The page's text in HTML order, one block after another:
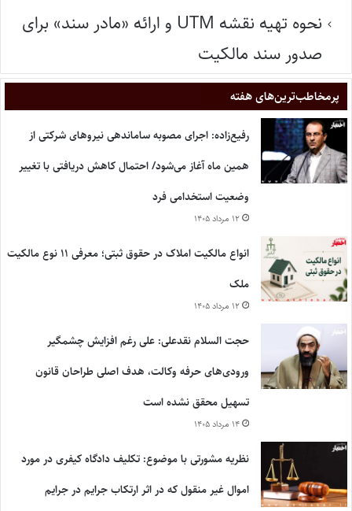
نحوه تهیه نقشه UTM و ارائه «مادر سند» برای
صدور سند مالکیت
پر‌مخاطب‌ترین‌های هفته
رفیع‌زاده: اجرای مصوبه ساماندهی نیروهای شرکتی از
همین ماه آغاز می‌شود/ احتمال کاهش دریافتی با تغییر
وضعیت استخدامی فرد
۱۲ مرداد ۱۴۰۵
انواع مالکیت املاک در حقوق ثبتی؛ معرفی ۱۱ نوع مالکیت
ملک
۱۲ مرداد ۱۴۰۵
حجت السلام نقدعلی: علی رغم افزایش چشمگیر
ورودی‌های حرفه وکالت، هدف اصلی طراحان قانون
تسهیل محقق نشده است
۱۴ مرداد ۱۴۰۵
نظریه مشورتی با موضوع: تکلیف دادگاه کیفری در مورد
اموال غیر منقول که در اثر ارتکاب جرایم در جرایم